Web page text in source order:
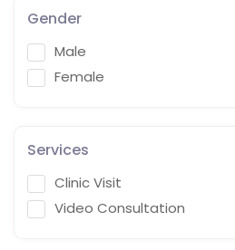
Gender
Male
Female
Services
Clinic Visit
Video Consultation